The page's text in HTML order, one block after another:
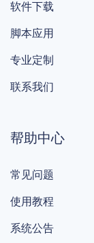
软件下载
脚本应用
专业定制
联系我们
帮助中心
常见问题
使用教程
系统公告